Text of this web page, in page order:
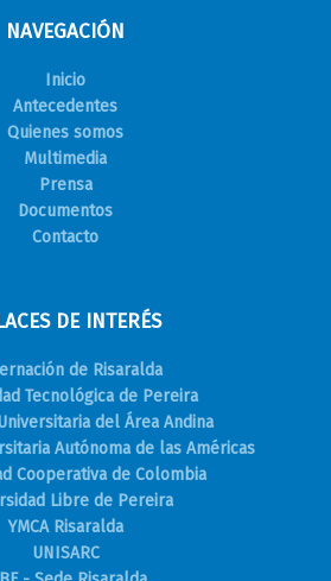
NAVEGACIÓN
Inicio
Antecedentes
Quienes somos
Multimedia
Prensa
Documentos
Contacto
DE INTERÉS
de Risaralda
Tecnológica de Pereira
del Área Andina
Autónoma de las Américas
Cooperativa de Colombia
Libre de Pereira
YMCA Risaralda
UNISARC